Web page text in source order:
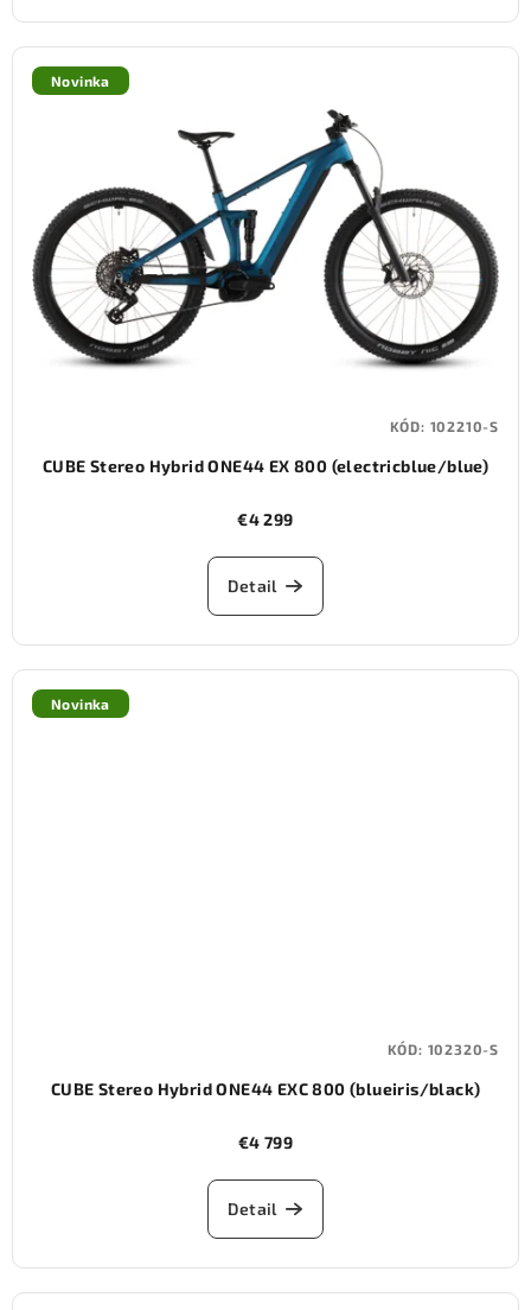
Novinka
CUBE Stereo Hybrid ONE44 EX 800 (electricblue/blue)
€4 299
Detail
KÓD: 102210-S
Novinka
CUBE Stereo Hybrid ONE44 EXC 800 (blueiris/black)
€4 799
Detail
KÓD: 102320-S